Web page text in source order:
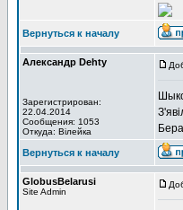
Вернуться к началу
Александр Dehty
Зарегистрирован:
22.04.2014
Сообщения: 1053
Откуда: Вiлейка
Вернуться к началу
GlobusBelarusi
Site Admin